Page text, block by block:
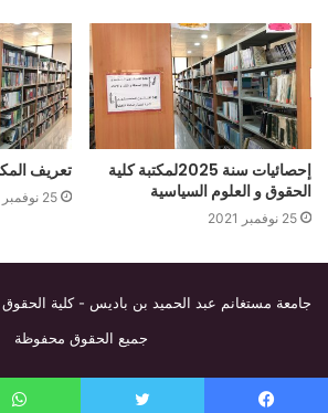
إحصائيات سنة 2025لمكتبة كلية
الحقوق و العلوم السياسية
25 نوفمبر 2021
تعريف
25 نوفمبر 2021
جامعة مستغانم عبد الحميد بن باديس - كلية
جميع الحقوق محفوظة